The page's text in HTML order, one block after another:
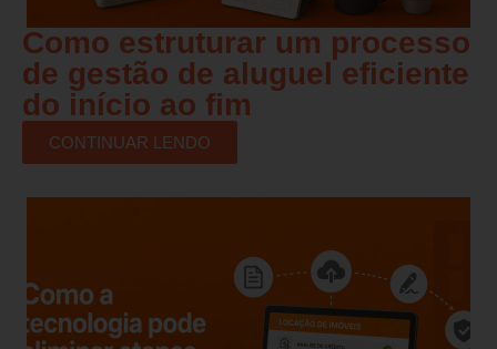
Como estruturar um processo
de gestão de aluguel eficiente
do início ao fim
CONTINUAR LENDO